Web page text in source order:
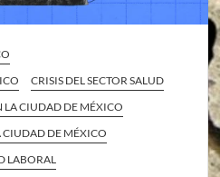
CRISIS DEL SECTOR SALUD
LA CIUDAD DE MÉXICO
CIUDAD DE MÉXICO
LABORAL